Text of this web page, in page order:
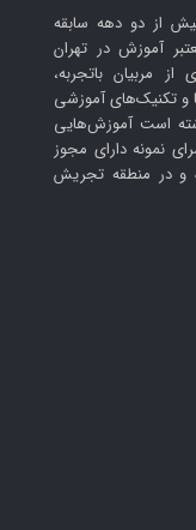
از دو دهه سابقه
آموزش در تهران
مربیان باتجربه،
و تکنیک‌های آموزشی
است آموزش‌هایی
نمونه دارای مجوز
و در منطقه تجریش